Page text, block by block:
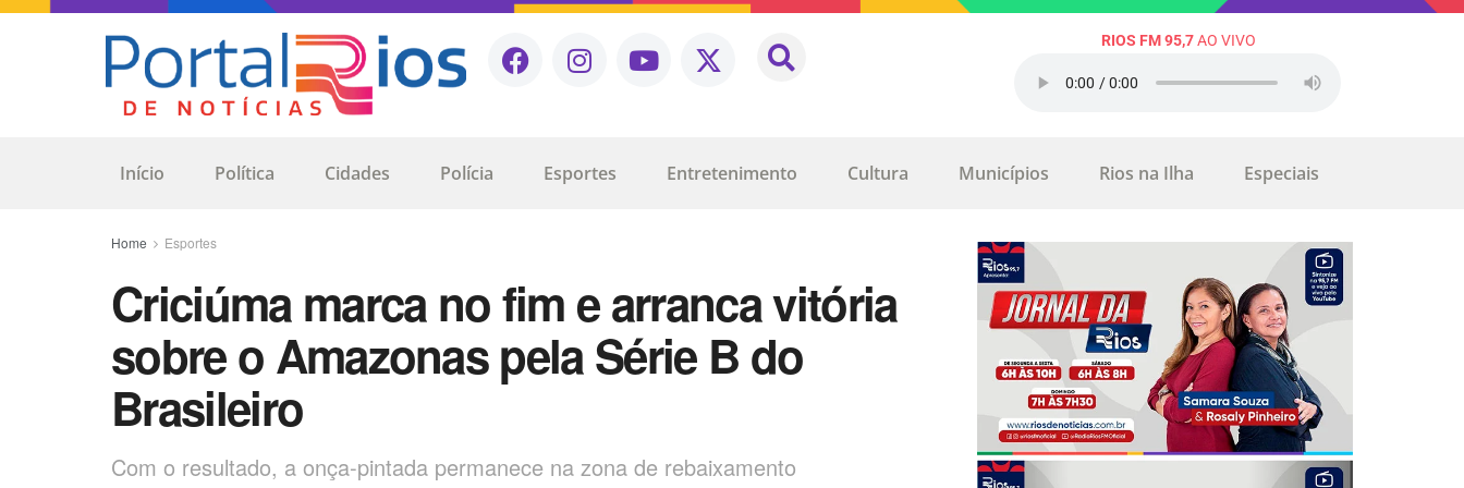
RIOS FM 95,7AO VIVO
Início Política Cidades Polícia Esportes Entretenimento Cultura Municípios Rios na Ilha Especiais
Home Esportes
Criciúma marca no fim e arranca vitória
sobre o Amazonas pela Série B do
Brasileiro
Com o resultado, a onça-pintada permanece na zona de rebaixamento